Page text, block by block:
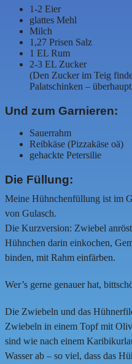
1-2 Eier
glattes Mehl
Milch
1,27 Prisen Salz
1 EL Rum
2-3 EL Zucker
(Den Zucker im Teig
Palatschinken –
Und zum Garnieren:
Sauerrahm
Reibkäse (Pizzakäse oä)
gehackte Petersilie
Die Füllung:
Meine Hühnchenfüllung ist im
von Gulasch.
Die Kurzversion: Zwiebel
Hühnchen darin einkochen,
binden, mit Rahm einfärben.
Wer’s gerne genauer hat,
Die Zwiebeln und das
Zwiebeln in einem Topf mit
sind wie nach einem
Wasser ab – so viel, dass das